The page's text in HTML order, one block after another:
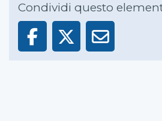
Condividi questo